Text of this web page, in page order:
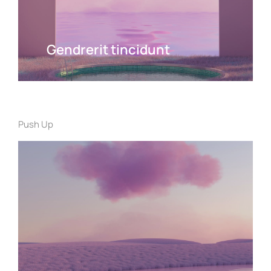
Gendrerit tincidunt
Push Up